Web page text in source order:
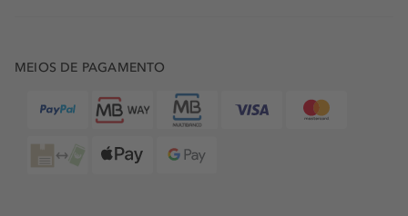
MEIOS DE PAGAMENTO